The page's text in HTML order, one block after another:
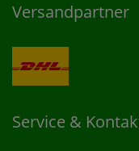
Versandpartner
Service &